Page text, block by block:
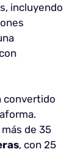
incluyendo
convertido
más de 35
, con 25